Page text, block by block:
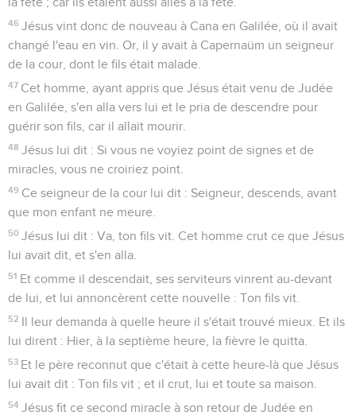
46 Jésus vint donc de nouveau à Cana en Galilée, où il avait
changé l'eau en vin. Or, il y avait à Capernaüm un seigneur
de la cour, dont le fils était malade.
47 Cet homme, ayant appris que Jésus était venu de Judée
en Galilée, s'en alla vers lui et le pria de descendre pour
guérir son fils, car il allait mourir.
48 Jésus lui dit : Si vous ne voyiez point de signes et de
miracles, vous ne croiriez point.
49 Ce seigneur de la cour lui dit : Seigneur, descends, avant
que mon enfant ne meure.
50 Jésus lui dit : Va, ton fils vit. Cet homme crut ce que Jésus
lui avait dit, et s'en alla.
51 Et comme il descendait, ses serviteurs vinrent au-devant
de lui, et lui annoncèrent cette nouvelle : Ton fils vit.
52 Il leur demanda à quelle heure il s'était trouvé mieux. Et ils
lui dirent : Hier, à la septième heure, la fièvre le quitta.
53 Et le père reconnut que c'était à cette heure-là que Jésus
lui avait dit : Ton fils vit ; et il crut, lui et toute sa maison.
54 Jésus fit ce second miracle à son retour de Judée en